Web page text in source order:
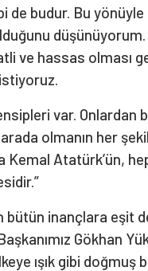
de budur. Bu
ve hassas olması
var. Onlardan
olmanın her
Atatürk’ün,
bütün inançlara
Gökhan
ışık gibi